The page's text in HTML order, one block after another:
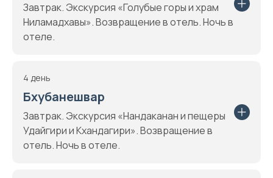
Завтрак. Экскурсия «Голубые горы и храм
Ниламадхавы». Возвращение в отель. Ночь в
отеле.
4 день
Бхубанешвар
Завтрак. Экскурсия «Нандаканан и пещеры
Удайгири и Кхандагири». Возвращение в
отель. Ночь в отеле.